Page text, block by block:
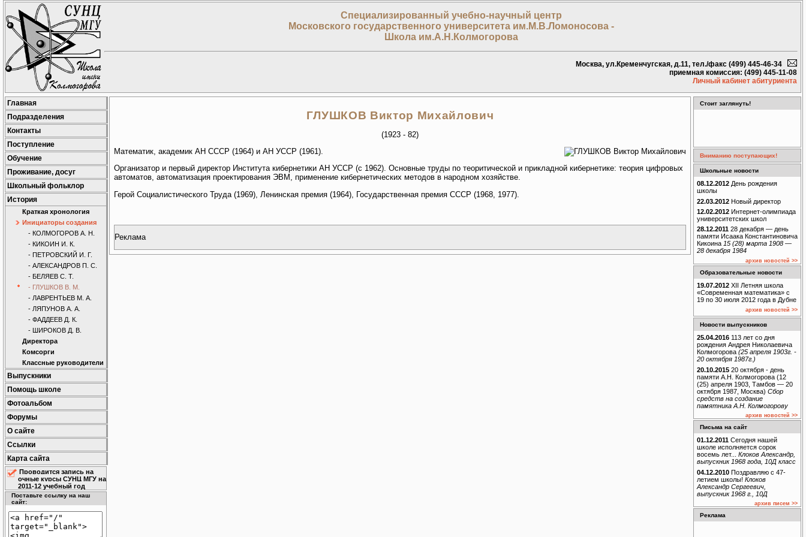
Специализированный учебно-научный центр
Московского государственного университета им.М.В.Ломоносова -
Школа им.А.Н.Колмогорова
Москва, ул.Кременчугская, д.11, тел./факс (499) 445-46-34
приемная комиссия: (499) 445-11-08
Личный кабинет абитуриента
Главная
Подразделения
Контакты
Поступление
Обучение
Проживание, досуг
Школьный фольклор
История
Краткая хронология
Инициаторы создания
- КОЛМОГОРОВ А. Н.
- КИКОИН И. К.
- ПЕТРОВСКИЙ И. Г.
- АЛЕКСАНДРОВ П. С.
- БЕЛЯЕВ С. Т.
- ГЛУШКОВ В. М.
- ЛАВРЕНТЬЕВ М. А.
- ЛЯПУНОВ А. А.
- ФАДДЕЕВ Д. К.
- ШИРОКОВ Д. В.
Директора
Комсорги
Классные руководители
Выпускники
Помощь школе
Фотоальбом
Форумы
О сайте
Ссылки
Карта сайта
Проводится запись на
очные курсы СУНЦ МГУ на
2011-12 учебный год
Поставьте ссылку на наш
сайт:
ГЛУШКОВ Виктор Михайлович
(1923 - 82)
Математик, академик АН СССР (1964) и АН УССР (1961).
Организатор и первый директор Института кибернетики АН УССР (с 1962). Основные труды по теоритической и прикладной кибернетике: теория цифровых
автоматов, автоматизация проектирования ЭВМ, применение кибернетических методов в народном хозяйстве.
Герой Социалистического Труда (1969), Ленинская премия (1964), Государственная премия СССР (1968, 1977).
Реклама
Стоит заглянуть!
Вниманию поступающих!
Школьные новости
08.12.2012 День рождения
школы
22.03.2012 Новый директор
12.02.2012 Интернет-олимпиада
университетских школ
28.12.2011 28 декабря — день
памяти Исаака Константиновича
Кикоина 15 (28) марта 1908 —
28 декабря 1984
архив новостей >>
Образовательные новости
19.07.2012 XII Летняя школа
«Современная математика» с
19 по 30 июля 2012 года в Дубне
архив новостей >>
Новости выпускников
25.04.2016 113 лет со дня
рождения Андрея Николаевича
Колмогорова (25 апреля 1903г. -
20 октября 1987г.)
20.10.2015 20 октября - день
памяти А.Н. Колмогорова (12
(25) апреля 1903, Тамбов — 20
октября 1987, Москва) Сбор
средств на создание
памятника А.Н. Колмогорову
архив новостей >>
Письма на сайт
01.12.2011 Сегодня нашей
школе исполняется сорок
восемь лет... Клоков Александр,
выпускник 1968 года, 10Д класс
04.12.2010 Поздравляю с 47-
летием школы! Клоков
Александр Сергеевич,
выпускник 1968 г., 10Д
архив писем >>
Реклама